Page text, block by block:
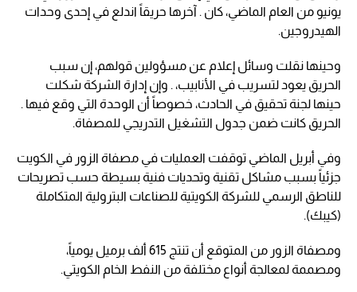
يونيو من العام الماضي، كان . آخرها حريقاً اندلع في إحدى وحدات
الهيدروجين.
وحينها نقلت وسائل إعلام عن مسؤولين قولهم، إن سبب
الحريق يعود لتسريب في الأنابيب، . وإن إدارة الشركة شكلت
حينها لجنة تحقيق في الحادث، خصوصاً أن الوحدة التي وقع فيها .
الحريق كانت ضمن جدول التشغيل التدريجي للمصفاة.
وفي أبريل الماضي توقفت العمليات في مصفاة الزور في الكويت
جزئياً بسبب مشاكل تقنية وتحديات فنية بسيطة حسب تصريحات
للناطق الرسمي للشركة الكويتية للصناعات البترولية المتكاملة
(كيبك).
ومصفاة الزور من المتوقع أن تنتج 615 ألف برميل يومياً،
ومصممة لمعالجة أنواع مختلفة من النفط الخام الكويتي.